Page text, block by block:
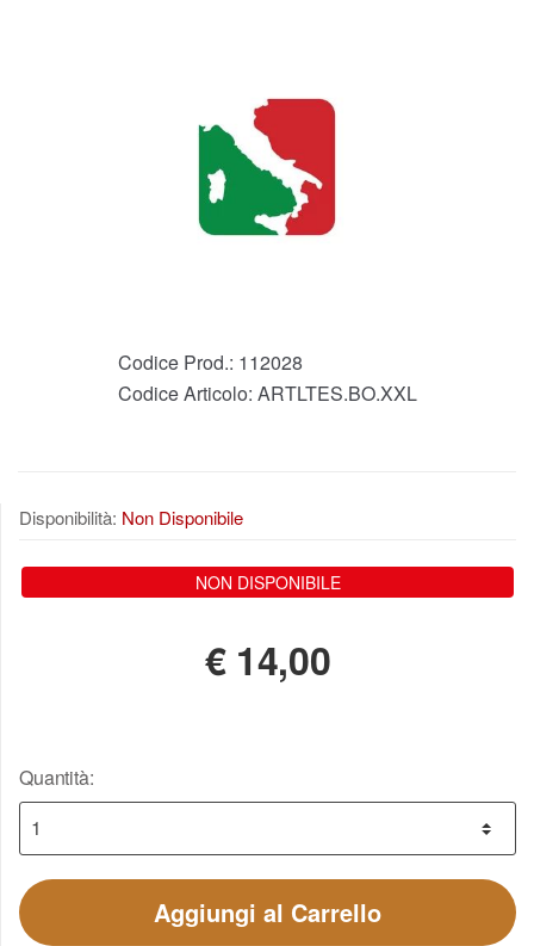
Codice Prod.: 112028
Codice Articolo: ARTLTES.BO.XXL
Disponibilità: Non Disponibile
NON DISPONIBILE
€ 14,00
Quantità:
Aggiungi al Carrello